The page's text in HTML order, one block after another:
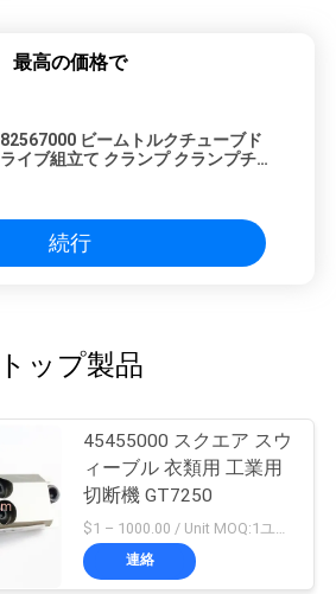
最高の価格で
82567000 ビームトルクチューブド
ライブ組立て クランプ クランプチュ
続行
トップ製品
45455000 スクエア スウ
ィーブル 衣類用 工業用
切断機 GT7250
連絡